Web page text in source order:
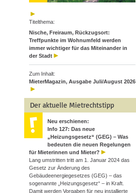
Titelthema:
Nische, Freiraum, Rückzugsort:
Treffpunkte im Wohnumfeld werden
immer wichtiger für das Miteinander in
der Stadt
Zum Inhalt:
MieterMagazin, Ausgabe Juli/August 2026
Der aktuelle Mietrechtstipp
Neu erschienen:
Info 127: Das neue
„Heizungsgesetz“ (GEG) – Was
bedeuten die neuen Regelungen
für Mieterinnen und Mieter?
Lang umstritten tritt am 1. Januar 2024 das
Gesetz zur Änderung des
Gebäudeenergiegesetzes (GEG) – das
sogenannte „Heizungsgesetz“ – in Kraft.
Damit werden Vorgaben für neu installierte